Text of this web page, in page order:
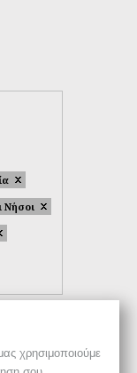
χρησιμοποιούμε
Νήσοι